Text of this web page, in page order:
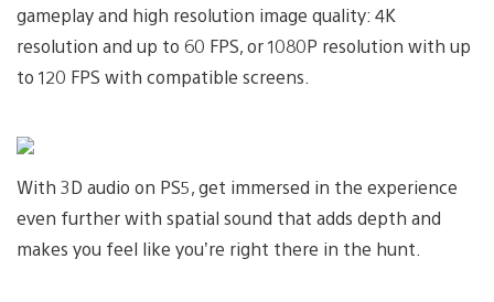
gameplay and high resolution image quality: 4K
resolution and up to 60 FPS, or 1080P resolution with up
to 120 FPS with compatible screens.
With 3D audio on PS5, get immersed in the experience
even further with spatial sound that adds depth and
makes you feel like you’re right there in the hunt.